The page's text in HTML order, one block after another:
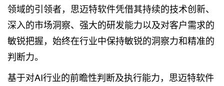
领域的引领者，思迈特软件凭借其持续的技术创新、
深入的市场洞察、强大的研发能力以及对客户需求的
敏锐把握，始终在行业中保持敏锐的洞察力和精准的
判断力。
基于对AI行业的前瞻性判断及执行能力，思迈特软件